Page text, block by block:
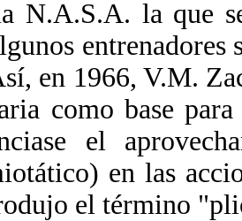
N.A.S.A. la que
entrenadores
en 1966, V.M.
como base
el
en las
el término